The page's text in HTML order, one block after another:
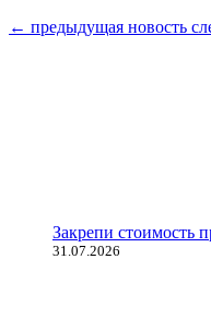
← предыдущая новость
Закрепи стоимость
31.07.2026